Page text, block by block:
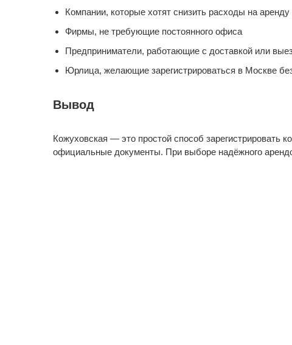
Компании, которые хотят снизить расходы на аренду
Фирмы, не требующие постоянного офиса
Предприниматели, работающие с доставкой или
Юрлица, желающие зарегистрироваться в Москве
Вывод
Кожуховская — это простой способ зарегистрировать
официальные документы. При выборе надёжного